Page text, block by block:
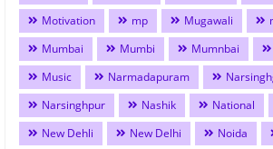
Motivation
mp Mugawali
Mumbai
Mumbi Mumnbai
Music
Narmadapuram
Narsinghpur
Nashik National
New Dehli
New Delhi Noida